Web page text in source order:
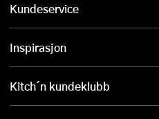
Kundeservice
Inspirasjon
Kitch´n kundeklubb